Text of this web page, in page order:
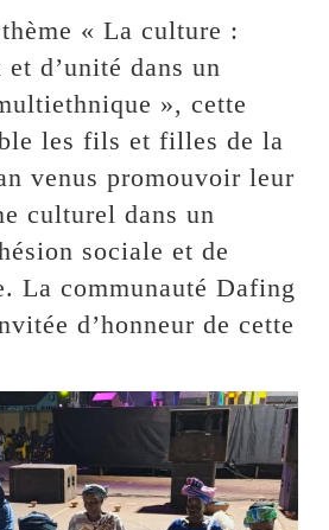
« La culture :
d’unité dans un
», cette
les fils et filles de la
venus promouvoir leur
culturel dans un
sociale et de
La communauté Dafing
d’honneur de cette